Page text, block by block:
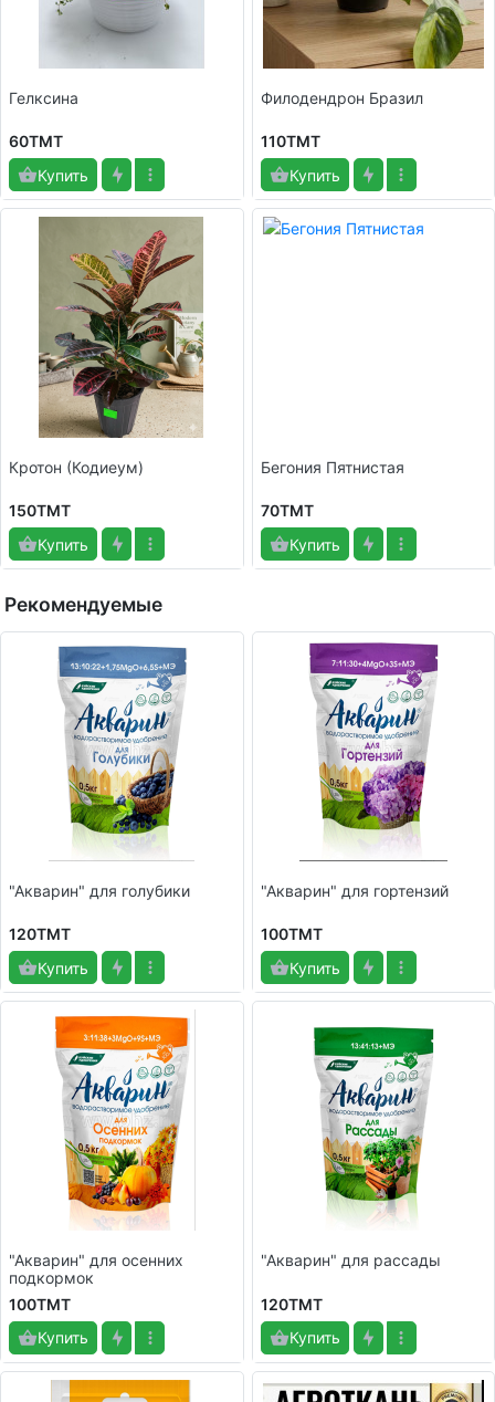
Гелксина
60TMT
Купить
Филодендрон Бразил
110TMT
Купить
Кротон (Кодиеум)
150TMT
Купить
Бегония Пятнистая
70TMT
Купить
Рекомендуемые
"Акварин" для голубики
120TMT
Купить
"Акварин" для гортензий
100TMT
Купить
"Акварин" для осенних
подкормок
100TMT
Купить
"Акварин" для рассады
120TMT
Купить